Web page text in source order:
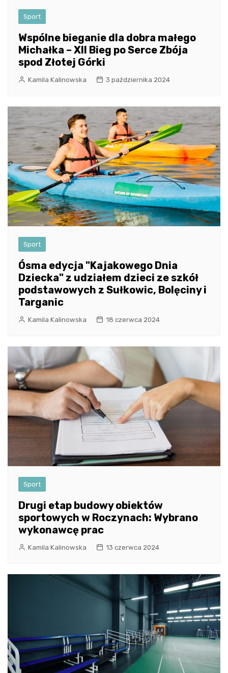
Sport
Wspólne bieganie dla dobra małego
Michałka – XII Bieg po Serce Zbója
spod Złotej Górki
Kamila Kalinowska 3 października 2024
Sport
Ósma edycja "Kajakowego Dnia
Dziecka" z udziałem dzieci ze szkół
podstawowych z Sułkowic, Bolęciny i
Targanic
Kamila Kalinowska 18 czerwca 2024
Sport
Drugi etap budowy obiektów
sportowych w Roczynach: Wybrano
wykonawcę prac
Kamila Kalinowska 13 czerwca 2024